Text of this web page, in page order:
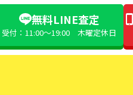
無料LINE査定
受付：11:00〜19:00 木曜定休日